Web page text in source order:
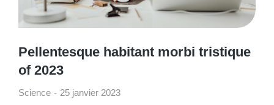
Pellentesque habitant morbi tristique
of 2023
Science 25 janvier 2023